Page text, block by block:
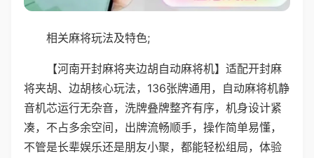
相关麻将玩法及特色;
【河南开封麻将夹边胡自动麻将机】适配开封麻
将夹胡、边胡核心玩法，136张牌通用，自动麻将机静
音机芯运行无杂音，洗牌叠牌整齐有序，机身设计紧
凑，不占多余空间，出牌流畅顺手，操作简单易懂，
不管是长辈娱乐还是朋友小聚，都能轻松组局，体验